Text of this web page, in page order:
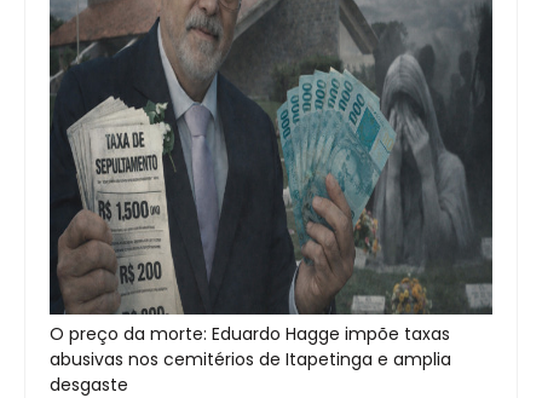
O preço da morte: Eduardo Hagge impõe taxas
abusivas nos cemitérios de Itapetinga e amplia
desgaste